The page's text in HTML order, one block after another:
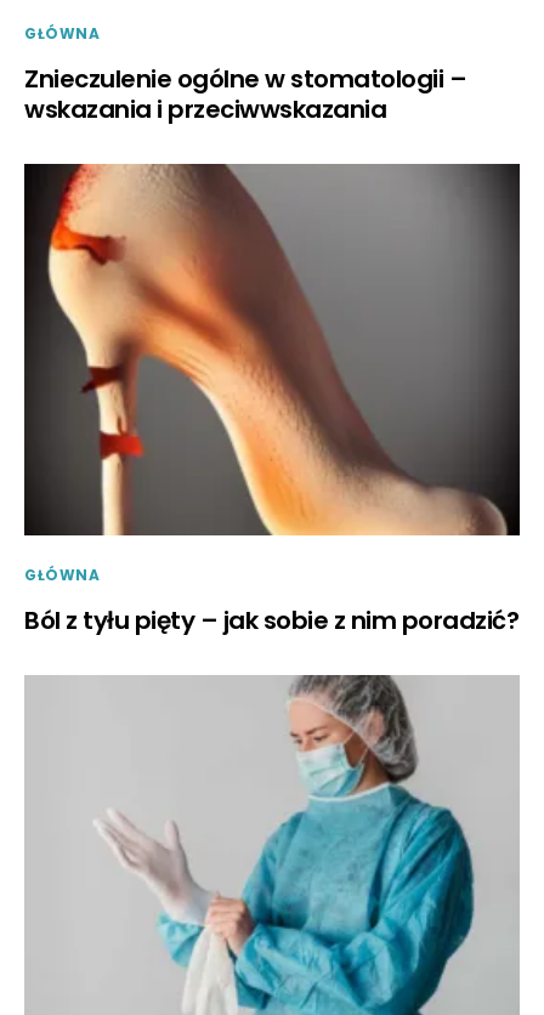
GŁÓWNA
Znieczulenie ogólne w stomatologii –
wskazania i przeciwwskazania
GŁÓWNA
Ból z tyłu pięty – jak sobie z nim poradzić?